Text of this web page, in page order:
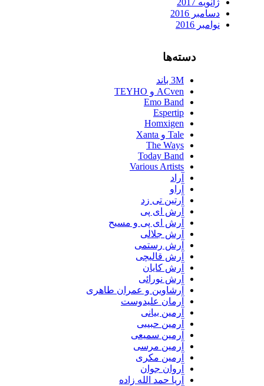
دسامبر 2016
ACven و TEYHO
Emo Band
Espertip
Homxigen
The Ways
Today Band
Various Artists
آرتین تی زد
آرش ای پی
آرش ای پی و مسیح
آرش جلالی
آرش رستمی
آرش قالیچی
آرش کایان
آرش نورائی
آرشاوین و عمران طاهری
آرمان علیدوست
آرمین بیانی
آرمین حبیبی
آرمین سمیعی
آرمین مرسی
آرمین مکری
آروان جوان
آریا حمد الله زاده